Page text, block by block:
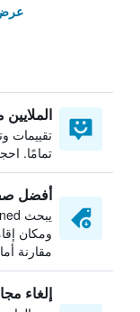
عرض
تقييمات
تمامًا.
أفضل
ومكان
مقارنة
إلغاء